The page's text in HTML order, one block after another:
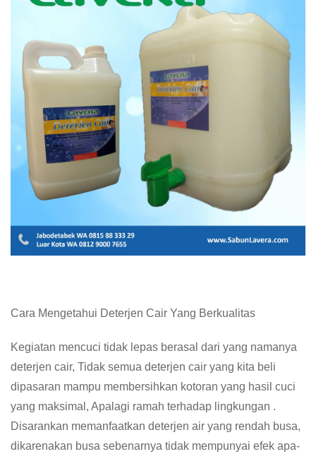
Cara Mengetahui Deterjen Cair Yang Berkualitas
Kegiatan mencuci tidak lepas berasal dari yang namanya
deterjen cair, Tidak semua deterjen cair yang kita beli
dipasaran mampu membersihkan kotoran yang hasil cuci
yang maksimal, Apalagi ramah terhadap lingkungan .
Disarankan memanfaatkan deterjen air yang rendah busa,
dikarenakan busa sebenarnya tidak mempunyai efek apa-